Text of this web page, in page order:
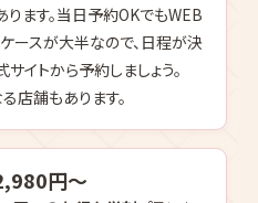
ります。当日予約OKでもWEB
ースが大半なので、日程が決
イトから予約しましょう。
店舗もあります。
円〜